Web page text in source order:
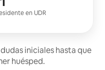
en UDR
iniciales hasta que
huésped.